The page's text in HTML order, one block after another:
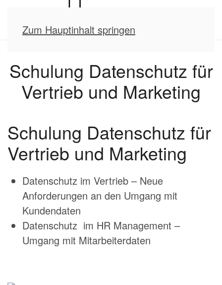
Zum Hauptinhalt springen
Schulung Datenschutz für
Vertrieb und Marketing
Schulung Datenschutz für
Vertrieb und Marketing
Datenschutz im Vertrieb – Neue
Anforderungen an den Umgang mit
Kundendaten
Datenschutz im HR Management –
Umgang mit Mitarbeiterdaten